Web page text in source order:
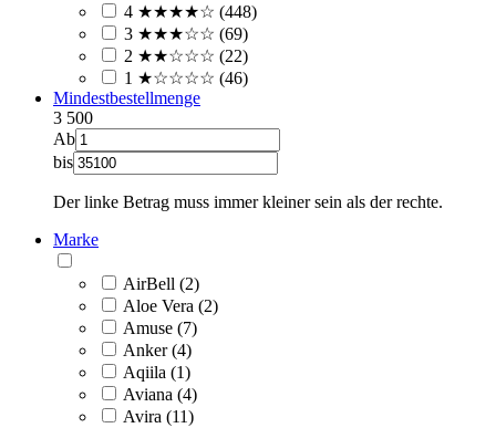
4 ★★★★☆ (448)
3 ★★★☆☆ (69)
2 ★★☆☆☆ (22)
1 ★☆☆☆☆ (46)
Mindestbestellmenge
3 500
Ab
bis
Der linke Betrag muss immer kleiner sein als der rechte.
Marke
AirBell (2)
Aloe Vera (2)
Amuse (7)
Anker (4)
Aqiila (1)
Aviana (4)
Avira (11)